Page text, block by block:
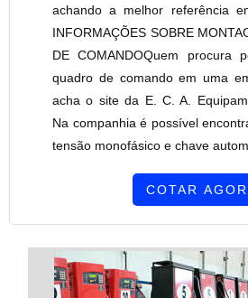
achando a melhor referência
INFORMAÇÕES SOBRE
DE COMANDOQuem procura
quadro de comando em uma
acha o site da E. C. A.
Na companhia é possível
tensão monofásico e chave
COTAR